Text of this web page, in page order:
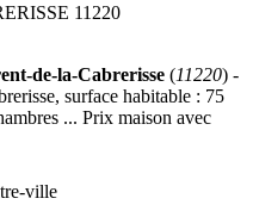
11220
de-la-Cabrerisse (11220) -
surface habitable : 75
... Prix maison avec
ville